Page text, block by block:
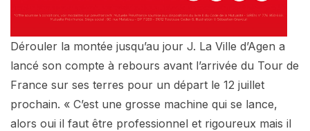
Dérouler la montée jusqu’au jour J. La Ville d’Agen a
lancé son compte à rebours avant l’arrivée du Tour de
France sur ses terres pour un départ le 12 juillet
prochain. « C’est une grosse machine qui se lance,
alors oui il faut être professionnel et rigoureux mais il